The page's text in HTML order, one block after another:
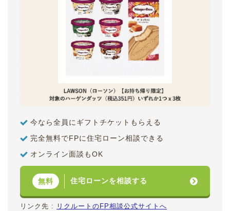
今なら全員にギフトチケットもらえる
完全無料でFPに住宅ローン相談できる
オンライン面談もOK
無料 住宅ローンを相談する
リンク先 : リクルートのFP相談公式サイトへ